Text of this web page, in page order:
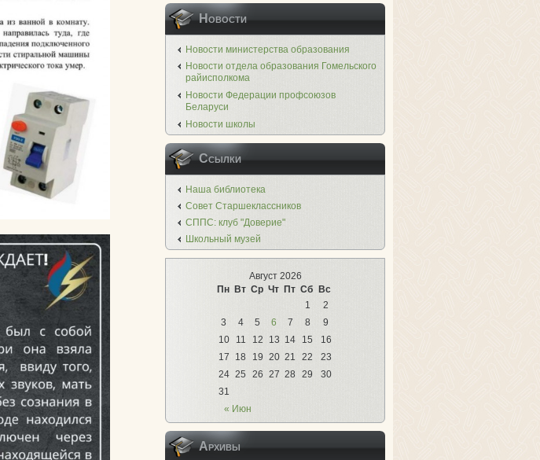
Новости
Новости министерства образования
Новости отдела образования Гомельского
райисполкома
Новости Федерации профсоюзов
Беларуси
Новости школы
Ссылки
Наша библиотека
Совет Старшеклассников
СППС: клуб "Доверие"
Школьный музей
Август 2026
Пн
Вт Ср Чт Пт Сб Вс
« Июн
1
2
3
4 5 6 7 8
9
10
11 12 13 14 15
16
17
18 19 20 21 22
23
24 25 26 27 28 29
30
31
Архивы